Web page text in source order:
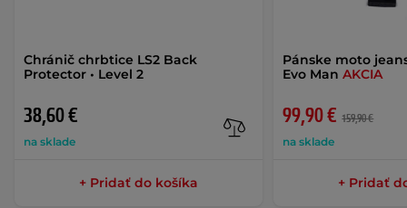
Chránič chrbtice LS2 Back
Protector • Level 2
38,60 €
na sklade
+ Pridať do košíka
Pánske moto
Evo ManAKCIA
99,90 € 159,90 €
na sklade
+ Pridať